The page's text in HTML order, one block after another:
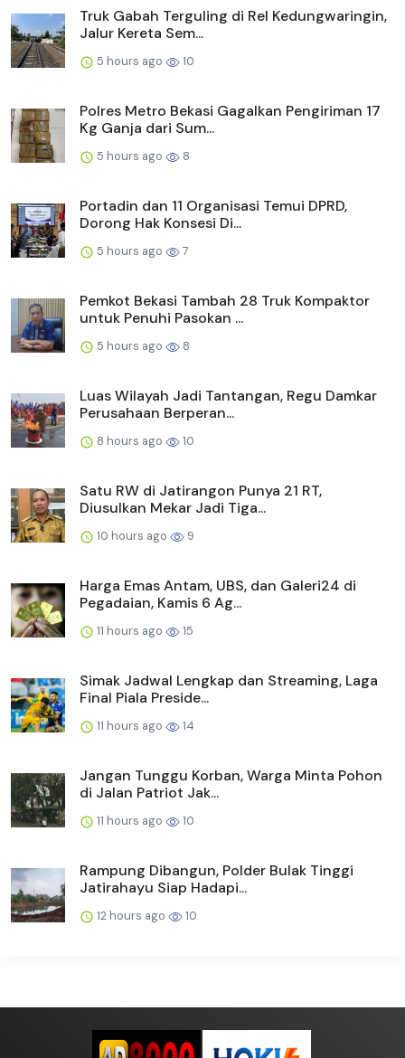
Truk Gabah Terguling di Rel Kedungwaringin,
Jalur Kereta Sem...
5 hours ago 10
Polres Metro Bekasi Gagalkan Pengiriman 17
Kg Ganja dari Sum...
5 hours ago 8
Portadin dan 11 Organisasi Temui DPRD,
Dorong Hak Konsesi Di...
5 hours ago 7
Pemkot Bekasi Tambah 28 Truk Kompaktor
untuk Penuhi Pasokan ...
5 hours ago 8
Luas Wilayah Jadi Tantangan, Regu Damkar
Perusahaan Berperan...
8 hours ago 10
Satu RW di Jatirangon Punya 21 RT,
Diusulkan Mekar Jadi Tiga...
10 hours ago 9
Harga Emas Antam, UBS, dan Galeri24 di
Pegadaian, Kamis 6 Ag...
11 hours ago 15
Simak Jadwal Lengkap dan Streaming, Laga
Final Piala Preside...
11 hours ago 14
Jangan Tunggu Korban, Warga Minta Pohon
di Jalan Patriot Jak...
11 hours ago 10
Rampung Dibangun, Polder Bulak Tinggi
Jatirahayu Siap Hadapi...
12 hours ago 10